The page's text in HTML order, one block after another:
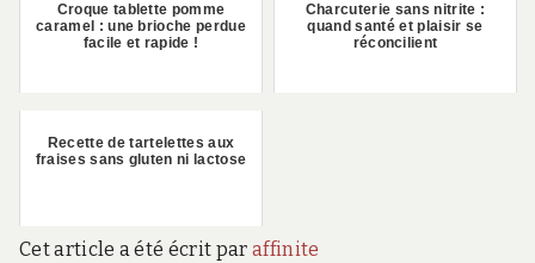
Croque tablette pomme
caramel : une brioche perdue
facile et rapide !
Charcuterie sans nitrite :
quand santé et plaisir se
réconcilient
Recette de tartelettes aux
fraises sans gluten ni lactose
Cet article a été écrit par affinite